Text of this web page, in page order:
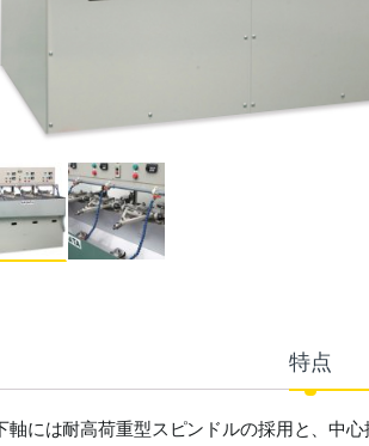
特点
軸には耐高荷重型スピンドルの採用と、中